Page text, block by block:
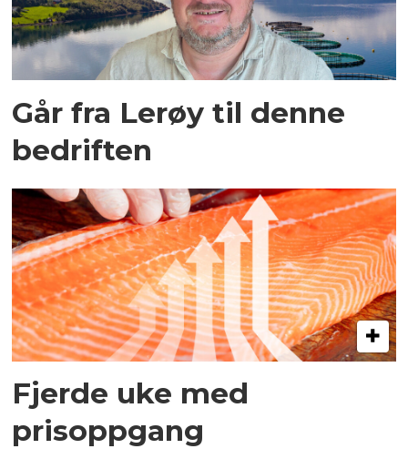
Går fra Lerøy til denne
bedriften
Fjerde uke med
prisoppgang